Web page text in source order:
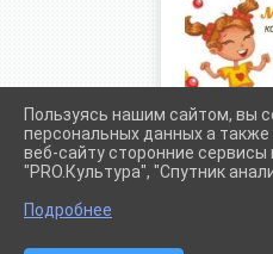
Сетевое издание (сайт)
Пользуясь нашим сайтом, вы
персональных данных а
веб-сайту сторонние сервисы
"PRO.Культура", "Спутник
Подробнее